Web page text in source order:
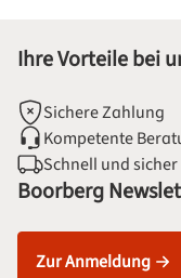
Ihre Vorteile bei
Sichere Zahlung
Kompetente
Schnell und
Boorberg
Zur Anmeldung